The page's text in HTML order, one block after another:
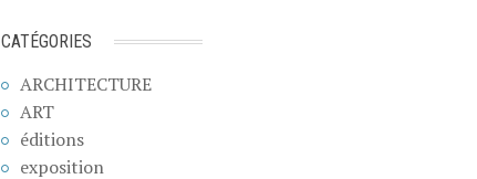
CATÉGORIES
ARCHITECTURE
ART
éditions
exposition